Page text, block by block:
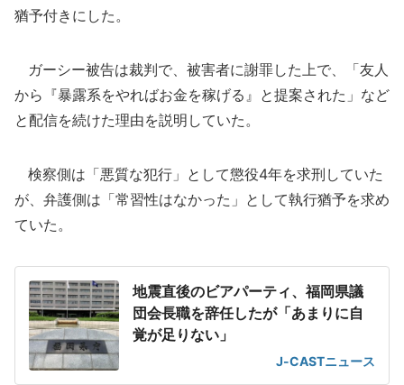
猶予付きにした。
ガーシー被告は裁判で、被害者に謝罪した上で、「友人
から『暴露系をやればお金を稼げる』と提案された」など
と配信を続けた理由を説明していた。
検察側は「悪質な犯行」として懲役4年を求刑していた
が、弁護側は「常習性はなかった」として執行猶予を求め
ていた。
地震直後のビアパーティ、福岡県議
団会長職を辞任したが「あまりに自
覚が足りない」
J-CASTニュース